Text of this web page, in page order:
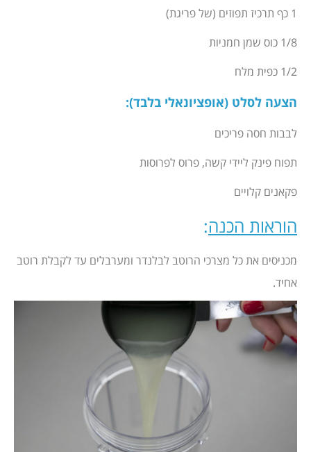
1 כף תרכיז תפוזים (של פריגת)
1/8 כוס שמן חמניות
1/2 כפית מלח
הצעה לסלט (אופציונאלי בלבד):
לבבות חסה פריכים
תפוח פינק ליידי קשה, פרוס לפרוסות
פקאנים קלויים
הוראות הכנה:
מכניסים את כל מצרכי הרוטב לבלנדר ומערבלים עד לקבלת רוטב
אחיד.